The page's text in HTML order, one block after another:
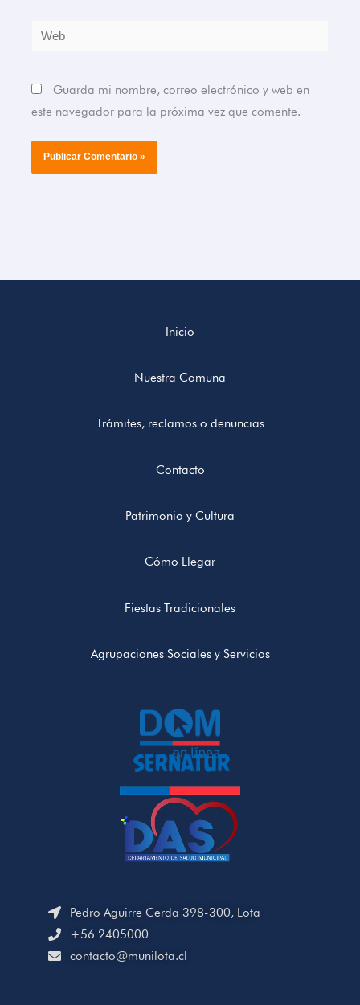
Web
Guarda mi nombre, correo electrónico y web en
este navegador para la próxima vez que comente.
Inicio
Nuestra Comuna
Trámites, reclamos o denuncias
Contacto
Patrimonio y Cultura
Cómo Llegar
Fiestas Tradicionales
Agrupaciones Sociales y Servicios
Pedro Aguirre Cerda 398-300, Lota
+56 2405000
contacto@munilota.cl